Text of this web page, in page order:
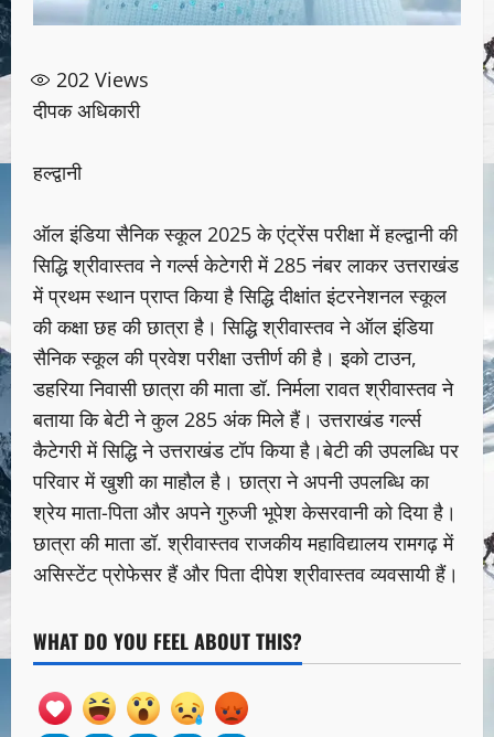
202 Views
दीपक अधिकारी
हल्द्वानी
ऑल इंडिया सैनिक स्कूल 2025 के एंट्रेंस परीक्षा में हल्द्वानी की
सिद्धि श्रीवास्तव ने गर्ल्स केटेगरी में 285 नंबर लाकर उत्तराखंड
में प्रथम स्थान प्राप्त किया है सिद्धि दीक्षांत इंटरनेशनल स्कूल
की कक्षा छह की छात्रा है। सिद्धि श्रीवास्तव ने ऑल इंडिया
सैनिक स्कूल की प्रवेश परीक्षा उत्तीर्ण की है। इको टाउन,
डहरिया निवासी छात्रा की माता डॉ. निर्मला रावत श्रीवास्तव ने
बताया कि बेटी ने कुल 285 अंक मिले हैं। उत्तराखंड गर्ल्स
कैटेगरी में सिद्धि ने उत्तराखंड टॉप किया है।बेटी की उपलब्धि पर
परिवार में खुशी का माहौल है। छात्रा ने अपनी उपलब्धि का
श्रेय माता-पिता और अपने गुरुजी भूपेश केसरवानी को दिया है।
छात्रा की माता डॉ. श्रीवास्तव राजकीय महाविद्यालय रामगढ़ में
असिस्टेंट प्रोफेसर हैं और पिता दीपेश श्रीवास्तव व्यवसायी हैं।
WHAT DO YOU FEEL ABOUT THIS?